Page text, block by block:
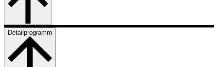
Detailprogramm